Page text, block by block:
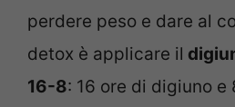
perdere peso e dare al
detox è applicare il
16-8: 16 ore di digiuno e